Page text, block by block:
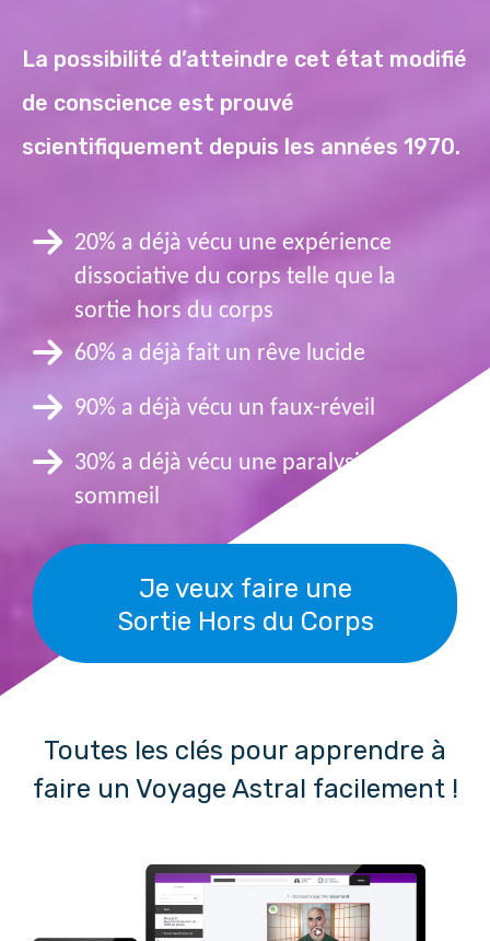
La possibilité d’atteindre cet état modifié
de conscience est prouvé
scientifiquement depuis les années 1970.
20% a déjà vécu une expérience
dissociative du corps telle que la
sortie hors du corps
60% a déjà fait un rêve lucide
90% a déjà vécu un faux-réveil
30% a déjà vécu une paralysie du
sommeil
Je veux faire une
Sortie Hors du Corps
Toutes les clés pour apprendre à
faire un Voyage Astral facilement !